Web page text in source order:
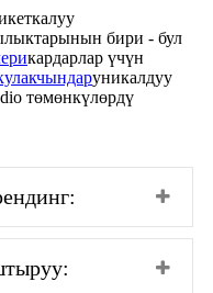
бири - бул
кардарлар үчүн
уникалдуу
төмөнкүлөрдү